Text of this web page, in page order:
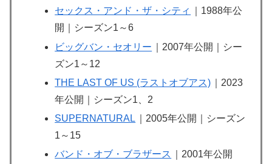
セックス・アンド・ザ・シティ
｜1988年公
開｜シーズン1～6
ビッグバン・セオリー
｜2007年公開｜シー
ズン1～12
THE LAST OF US (ラストオブアス) ｜2023
年公開｜シーズン1、2
SUPERNATURAL
｜2005年公開｜シーズン
1～15
バンド・オブ・ブラザース
｜2001年公開